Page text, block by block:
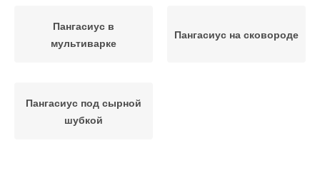
Пангасиус в
мультиварке
Пангасиус на сковороде
Пангасиус под сырной
шубкой